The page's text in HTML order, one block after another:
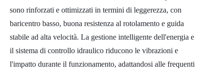
sono rinforzati e ottimizzati in termini di leggerezza, con
baricentro basso, buona resistenza al rotolamento e guida
stabile ad alta velocità. La gestione intelligente dell'energia e
il sistema di controllo idraulico riducono le vibrazioni e
l'impatto durante il funzionamento, adattandosi alle frequenti